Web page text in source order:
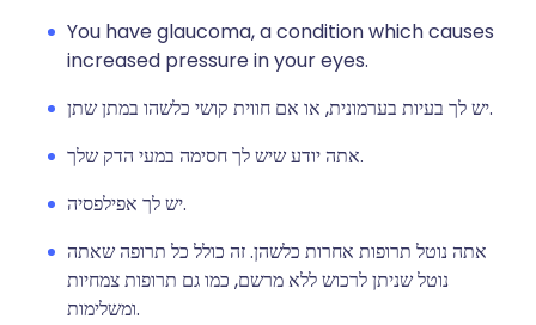
You have glaucoma, a condition which causes
increased pressure in your eyes.
יש לך בעיות בערמונית, או אם חווית קושי כלשהו במתן שתן.
אתה יודע שיש לך חסימה במעי הדק שלך.
יש לך אפילפסיה.
אתה נוטל תרופות אחרות כלשהן. זה כולל כל תרופה שאתה
נוטל שניתן לרכוש ללא מרשם, כמו גם תרופות צמחיות
ומשלימות.